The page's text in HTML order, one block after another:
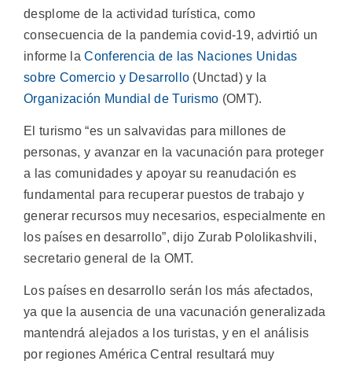
desplome de la actividad turística, como
consecuencia de la pandemia covid-19, advirtió un
informe laConferencia de las Naciones Unidas
sobre Comercio y Desarrollo (Unctad) y la
Organización Mundial de Turismo (OMT).
El turismo “es un salvavidas para millones de
personas, y avanzar en la vacunación para proteger
a las comunidades y apoyar su reanudación es
fundamental para recuperar puestos de trabajo y
generar recursos muy necesarios, especialmente en
los países en desarrollo”, dijo Zurab Pololikashvili,
secretario general de la OMT.
Los países en desarrollo serán los más afectados,
ya que la ausencia de una vacunación generalizada
mantendrá alejados a los turistas, y en el análisis
por regiones América Central resultará muy